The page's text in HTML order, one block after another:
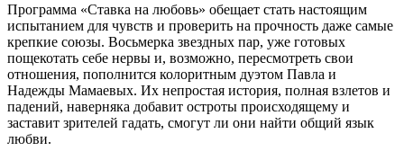
Программа «Ставка на любовь» обещает стать настоящим
испытанием для чувств и проверить на прочность даже самые
крепкие союзы. Восьмерка звездных пар, уже готовых
пощекотать себе нервы и, возможно, пересмотреть свои
отношения, пополнится колоритным дуэтом Павла и
Надежды Мамаевых. Их непростая история, полная взлетов и
падений, наверняка добавит остроты происходящему и
заставит зрителей гадать, смогут ли они найти общий язык
любви.